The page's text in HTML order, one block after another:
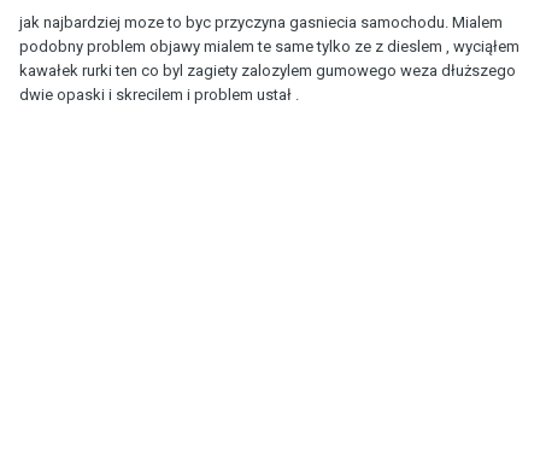
jak najbardziej moze to byc przyczyna gasniecia samochodu. Mialem
podobny problem objawy mialem te same tylko ze z dieslem , wyciąłem
kawałek rurki ten co byl zagiety zalozylem gumowego weza dłuższego
dwie opaski i skrecilem i problem ustał .